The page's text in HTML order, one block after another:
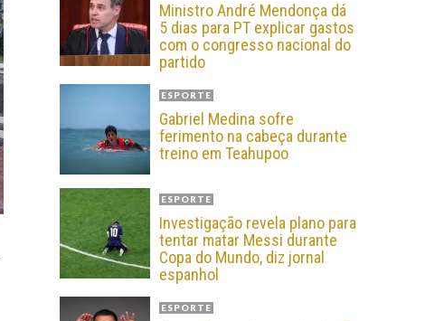
Ministro André Mendonça dá
5 dias para PT explicar gastos
com o congresso nacional do
partido
ESPORTE
Gabriel Medina sofre
ferimento na cabeça durante
treino em Teahupoo
ESPORTE
Investigação revela plano para
tentar matar Messi durante
Copa do Mundo, diz jornal
espanhol
ESPORTE